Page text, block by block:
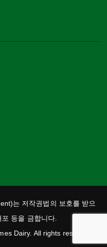
는 저작권법의 보호를 받으
등을 금합니다.
Dairy. All rights reserved.